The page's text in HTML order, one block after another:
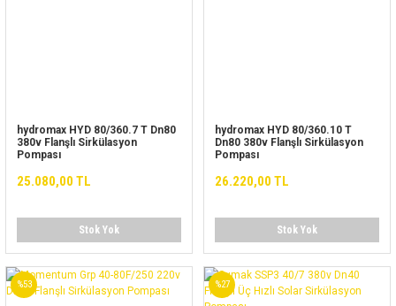
hydromax HYD 80/360.7 T Dn80
380v Flanşlı Sirkülasyon
Pompası
25.080,00 TL
Stok Yok
hydromax HYD 80/360.10 T
Dn80 380v Flanşlı Sirkülasyon
Pompası
26.220,00 TL
Stok Yok
%53 %27